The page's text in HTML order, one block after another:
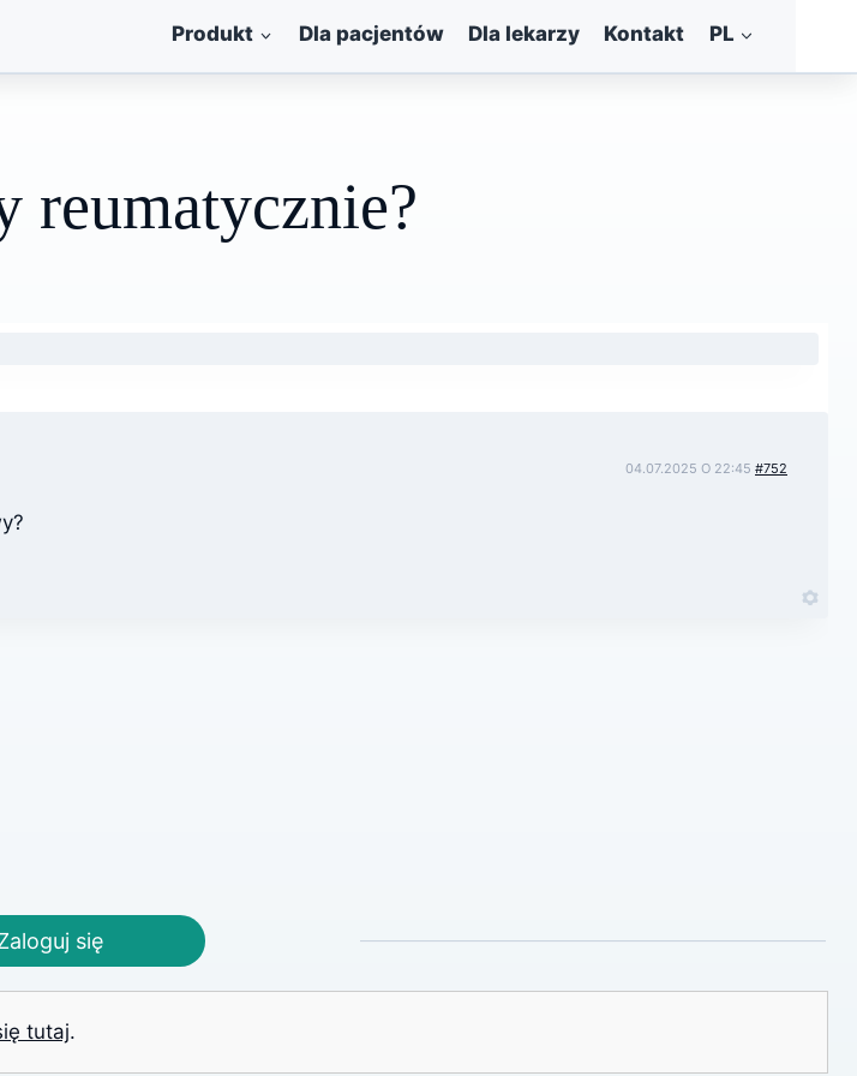
Produkt Dla pacjentów Dla lekarzy Kontakt PL
reumatycznie?
04.07.2025 O 22:45 #752
się
tutaj.